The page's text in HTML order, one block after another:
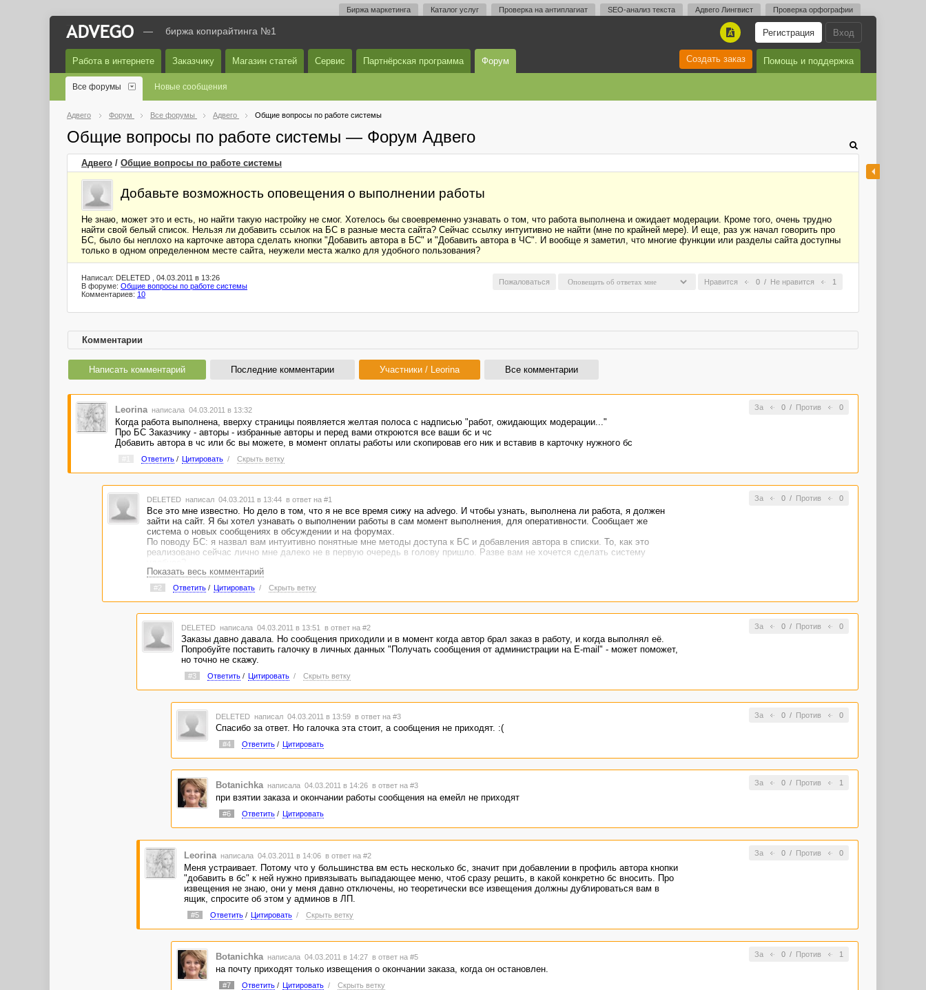
Биржа маркетинга Каталог услуг Проверка на антиплагиат SEO-анализ текста Адвего Лингвист Проверка орфографии
Вход
Регистрация
A
— биржа копирайтинга №1
Работа в интернете Заказчику Магазин статей Сервис Партнёрская программа Форум Помощь и поддержка
Создать заказ
Все форумы Новые сообщения
Адвего Форум Все форумы Адвего Общие вопросы по работе системы
Общие вопросы по работе системы — Форум Адвего
Адвего / Общие вопросы по работе системы
Добавьте возможность оповещения о выполнении работы
Не знаю, может это и есть, но найти такую настройку не смог. Хотелось бы своевременно узнавать о том, что работа выполнена и ожидает модерации. Кроме того, очень трудно
найти свой белый список. Нельзя ли добавить ссылок на БС в разные места сайта? Сейчас ссылку интуитивно не найти (мне по крайней мере). И еще, раз уж начал говорить про
БС, было бы неплохо на карточке автора сделать кнопки "Добавить автора в БС" и "Добавить автора в ЧС". И вообще я заметил, что многие функции или разделы сайта доступны
только в одном определенном месте сайта, неужели места жалко для удобного пользования?
Нравится 0 / Не нравится 1
Пожаловаться
Написал: DELETED , 04.03.2011 в 13:26
В форуме: Общие вопросы по работе системы
Комментариев: 10
Комментарии
Написать комментарий Последние комментарии Участники / Leorina Все комментарии
За 0/ Против 0
Leorina написала 04.03.2011 в 13:32
Когда работа выполнена, вверху страницы появляется желтая полоса с надписью "работ, ожидающих модерации..."
Про БС Заказчику - авторы - избранные авторы и перед вами откроются все ваши бс и чс
Добавить автора в чс или бс вы можете, в момент оплаты работы или скопировав его ник и вставив в карточку нужного бс
Ответить/ Цитировать / Скрыть ветку
За 0/ Против 0
DELETED написал 04.03.2011 в 13:44 в ответ на #1
Все это мне известно. Но дело в том, что я не все время сижу на advego. И чтобы узнать, выполнена ли работа, я должен
зайти на сайт. Я бы хотел узнавать о выполнении работы в сам момент выполнения, для оперативности. Сообщает же
система о новых сообщениях в обсуждении и на форумах.
По поводу БС: я назвал вам интуитивно понятные мне методы доступа к БС и добавления автора в списки. То, как это
реализовано сейчас лично мне далеко не в первую очередь в голову пришло. Разве вам не хочется сделать систему
Показать весь комментарий
#2 Ответить/ Цитировать / Скрыть ветку
За 0/ Против 0
DELETED написала 04.03.2011 в 13:51 в ответ на #2
Заказы давно давала. Но сообщения приходили и в момент когда автор брал заказ в работу, и когда выполнял её.
Попробуйте поставить галочку в личных данных "Получать сообщения от администрации на E-mail" - может поможет,
но точно не скажу.
#3 Ответить/ Цитировать / Скрыть ветку
За 0/ Против 0
DELETED написал 04.03.2011 в 13:59 в ответ на #3
Спасибо за ответ. Но галочка эта стоит, а сообщения не приходят. :(
#4 Ответить/ Цитировать
За 0/ Против 1
Botanichka написала 04.03.2011 в 14:26 в ответ на #3
при взятии заказа и окончании работы сообщения на емейл не приходят
#6 Ответить/ Цитировать
За 0/ Против 0
Leorina написала 04.03.2011 в 14:06 в ответ на #2
Меня устраивает. Потому что у большинства вм есть несколько бс, значит при добавлении в профиль автора кнопки
"добавить в бс" к ней нужно привязывать выпадающее меню, чтоб сразу решить, в какой конкретно бс вносить. Про
извещения не знаю, они у меня давно отключены, но теоретически все извещения должны дублироваться вам в
ящик, спросите об этом у админов в ЛП.
#5 Ответить/ Цитировать / Скрыть ветку
За 0/ Против 1
Botanichka написала 04.03.2011 в 14:27 в ответ на #5
на почту приходят только извещения о окончании заказа, когда он остановлен.
#7 Ответить/ Цитировать / Скрыть ветку